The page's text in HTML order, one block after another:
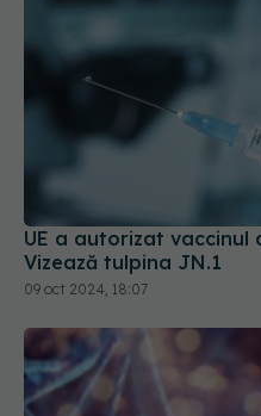
UE a autorizat vaccinul
Vizează tulpina JN.1
09 oct 2024, 18:07